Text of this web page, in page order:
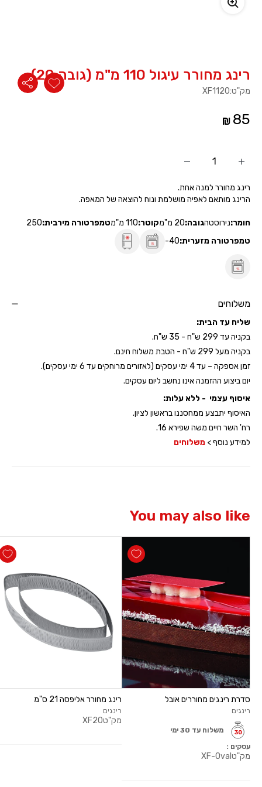
רינג מחורר עיגול 110 מ"מ (גובה 20)
רינג מחורר למנה אחת.
הרינג מותאם לאפיה מושלמת ונוח להוצאה של המאפה.
מק"ט:XF1120
חומר:נירוסטהגובה:20 מ"מ קוטר:110 מ"מ טמפרטורה מירבית:250
טמפרטורה מזערית:-40
מוצר
מוצר
85
משלוחים
שליח עד הבית:
בקניה עד 299 ש"ח - 35 ש"ח.
בקניה מעל 299 ש"ח - הטבת משלוח חינם.
זמן אספקה – עד 4 ימי עסקים (לאזורים מרוחקים עד 6 ימי עסקים).
יום ביצוע ההזמנה אינו נחשב ליום עסקים.
איסוף עצמי - ללא עלות:
האיסוף יתבצע ממחסננו בראשון לציון.
רח' השר חיים משה שפירא 16.
למידע נוסף > משלוחים
You may also like
סדרת רינגים מחוררים אובל
רינגים
משלוח עד 30 ימי
עסקים :
מק"ט XF-Oval
רינג מחורר אליפסה 21 ס"מ
רינגים
מק"טXF20